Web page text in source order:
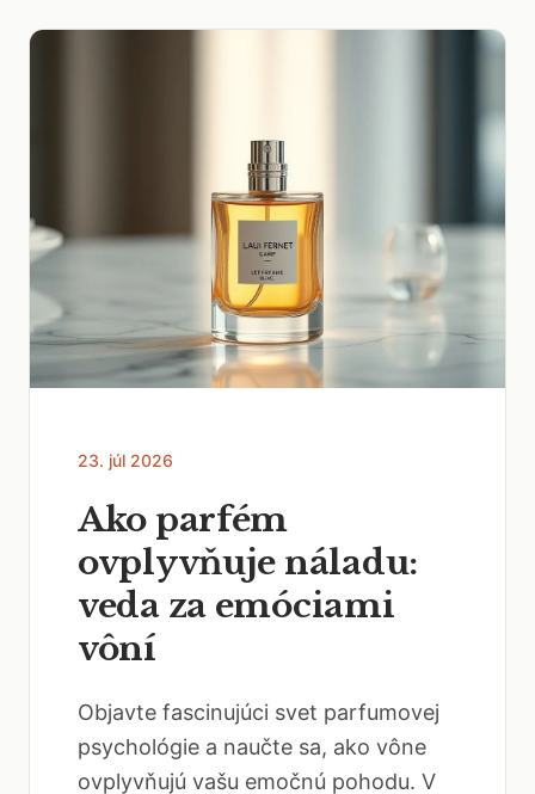
23. júl 2026
Ako parfém
ovplyvňuje náladu:
veda za emóciami
vôní
Objavte fascinujúci svet parfumovej
psychológie a naučte sa, ako vône
ovplyvňujú vašu emočnú pohodu. V